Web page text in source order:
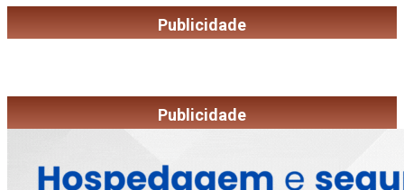
Publicidade
Publicidade